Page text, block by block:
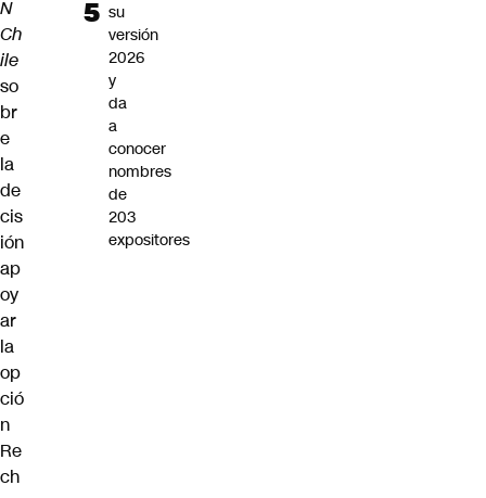
N
Ch
ile
so
br
e
la
de
cis
ión
ap
oy
ar
la
op
ció
n
Re
ch
su
versión
2026
y
da
a
conocer
nombres
de
203
expositores